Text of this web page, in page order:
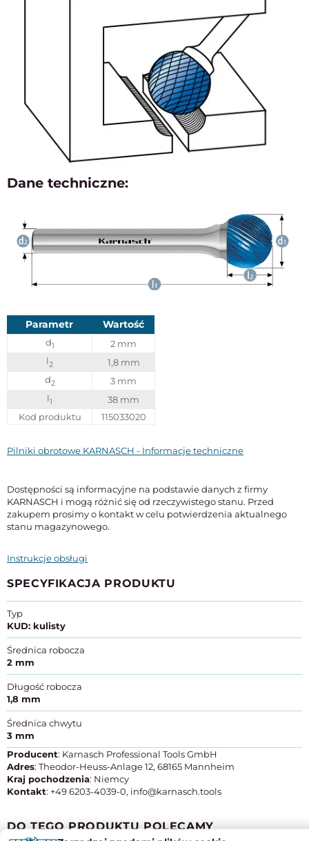
Dane techniczne:
Parametr Wartość
d1
2 mm
l2
1,8 mm
d2
3 mm
l1
38 mm
Kod produktu
115033020
Pilniki obrotowe KARNASCH - Informacje techniczne
Dostępności są informacyjne na podstawie danych z firmy
KARNASCH i mogą różnić się od rzeczywistego stanu. Przed
zakupem prosimy o kontakt w celu potwierdzenia aktualnego
stanu magazynowego.
Instrukcje obsługi
SPECYFIKACJA PRODUKTU
Typ
KUD: kulisty
Średnica robocza
2 mm
Długość robocza
1,8 mm
Średnica chwytu
3 mm
Producent: Karnasch Professional Tools GmbH
Adres: Theodor-Heuss-Anlage 12, 68165 Mannheim
Kraj pochodzenia: Niemcy
Kontakt: +49 6203-4039-0, info@karnasch.tools
DO TEGO PRODUKTU POLECAMY